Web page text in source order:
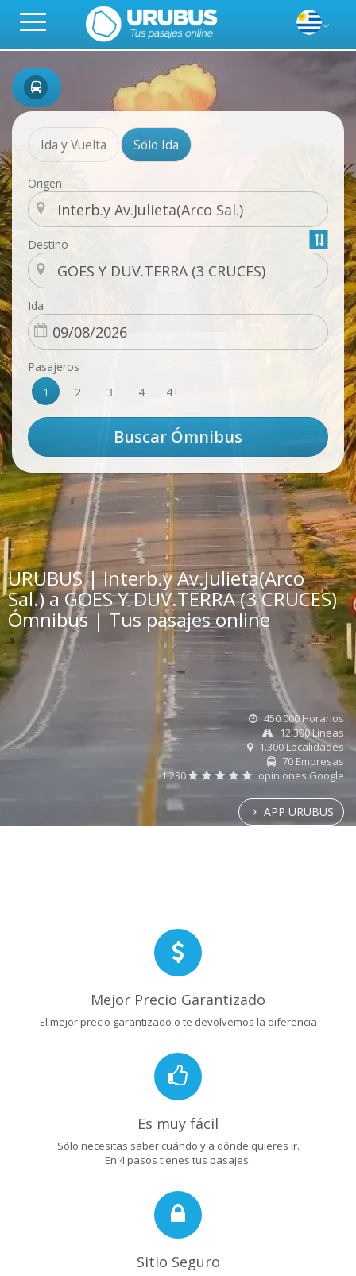
Ida y Vuelta Sólo Ida
Origen
Destino
Ida
Pasajeros
1
2 3 4 4+
URUBUS | Interb.y Av.Julieta(Arco
Sal.) a GOES Y DUV.TERRA (3 CRUCES)
Ómnibus | Tus pasajes online
450.000 Horarios
12.300 Líneas
1.300 Localidades
70 Empresas
1.230
opiniones Google
APP URUBUS
Mejor Precio Garantizado
El mejor precio garantizado o te devolvemos la diferencia
Es muy fácil
Sólo necesitas saber cuándo y a dónde quieres ir.
En 4 pasos tienes tus pasajes.
Sitio Seguro